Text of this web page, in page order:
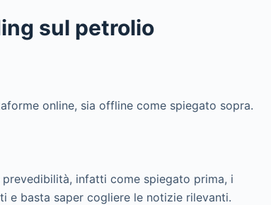
sul petrolio
online, sia offline come spiegato sopra.
infatti come spiegato prima, i
e basta saper cogliere le notizie rilevanti.